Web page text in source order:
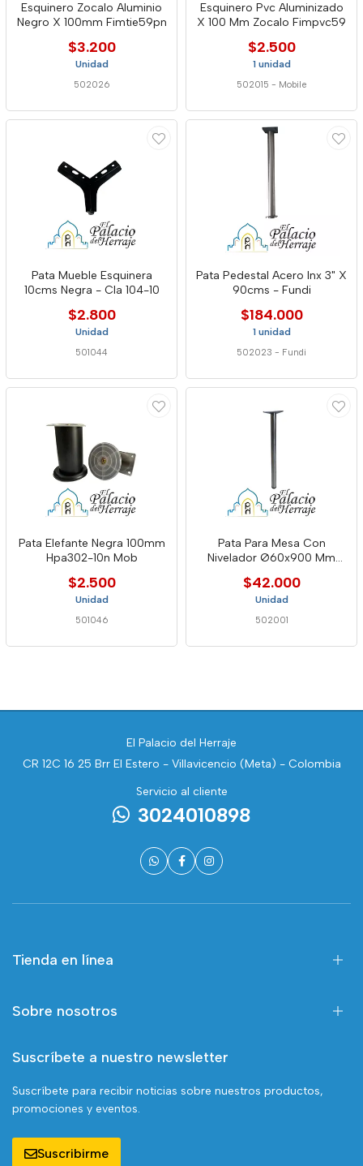
Esquinero Zocalo Aluminio
Negro X 100mm Fimtie59pn
$3.200
Unidad
502026
Esquinero Pvc Aluminizado
X 100 Mm Zocalo Fimpvc59
$2.500
1 unidad
502015 - Mobile
Pata Mueble Esquinera
10cms Negra - Cla 104-10
$2.800
Unidad
501044
Pata Pedestal Acero Inx 3" X
90cms - Fundi
$184.000
1 unidad
502023 - Fundi
Pata Elefante Negra 100mm
Hpa302-10n Mob
$2.500
Unidad
501046
Pata Para Mesa Con
Nivelador Ø60x900 Mm
$42.000
Unidad
502001
El Palacio del Herraje
CR 12C 16 25 Brr El Estero - Villavicencio (Meta) - Colombia
Servicio al cliente
3024010898
Tienda en línea
Sobre nosotros
Suscríbete a nuestro newsletter
Suscríbete para recibir noticias sobre nuestros productos,
promociones y eventos.
Suscribirme